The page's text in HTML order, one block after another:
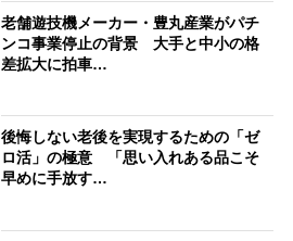
老舗遊技機メーカー・豊丸産業がパチ
ンコ事業停止の背景 大手と中小の格
差拡大に拍車…
後悔しない老後を実現するための「ゼ
ロ活」の極意 「思い入れある品こそ
早めに手放す…